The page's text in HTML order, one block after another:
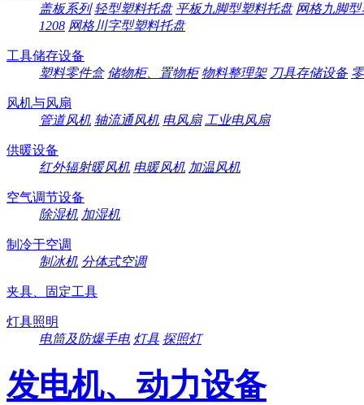
盖板系列 轻型塑料托盘 平板九脚型塑料托盘 网格九脚
1208 网格川字型塑料托盘
工具储存设备
塑料零件盒 储物柜、置物柜 物料整理架 刀具存储设备
风机与风扇
管道风机 轴流通风机 电风扇 工业电风扇
供暖设备
红外辐射暖风机 电暖风机 加温风机
空气调节设备
除湿机 加湿机
制冷于空调
制冰机 分体式空调
夹具、固定工具
灯具照明
电筒及防爆手电 灯具 探照灯
发电机、动力设备